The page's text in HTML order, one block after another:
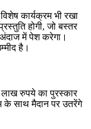
कार्यक्रम भी रखा
होगी, जो बस्तर
में पेश करेगा।
है।
रुपये का पुरस्कार
के साथ मैदान पर उतरेंगे